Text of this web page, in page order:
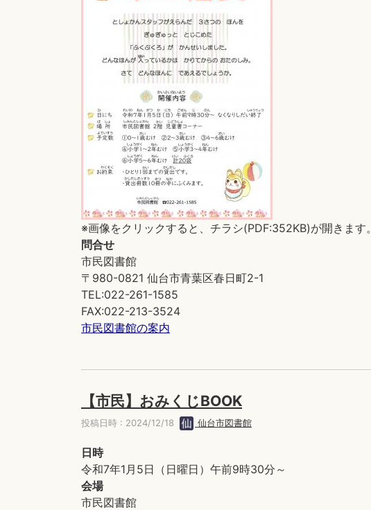
※画像をクリックすると、チラシ(PDF:352KB)が開きます。
問合せ
市民図書館
〒980-0821 仙台市青葉区春日町2-1
TEL:022-261-1585
FAX:022-213-3524
市民図書館の案内
【市民】おみくじBOOK
投稿日時 : 2024/12/18 仙台市図書館
日時
令和7年1月5日（日曜日）午前9時30分～
会場
市民図書館